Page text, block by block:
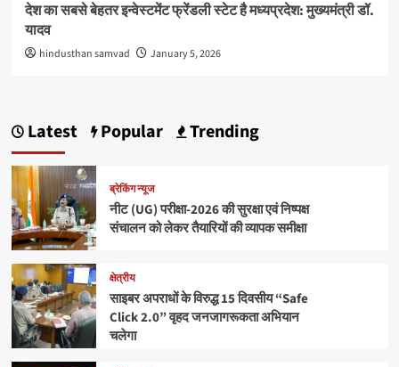
देश का सबसे बेहतर इन्वेस्टमेंट फ्रेंडली स्टेट है मध्यप्रदेश: मुख्यमंत्री डॉ.
यादव
hindusthan samvad January 5, 2026
Latest Popular Trending
ब्रेकिंग न्यूज
नीट (UG) परीक्षा-2026 की सुरक्षा एवं निष्पक्ष
संचालन को लेकर तैयारियों की व्यापक समीक्षा
क्षेत्रीय
साइबर अपराधों के विरुद्ध 15 दिवसीय “Safe
Click 2.0” वृहद जनजागरूकता अभियान
चलेगा